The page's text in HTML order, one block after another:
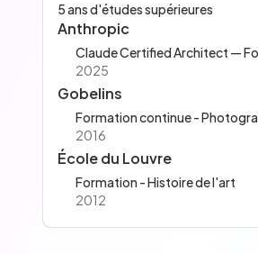
5 ans d'études supérieures
Anthropic
Claude Certified Architect —
2025
Gobelins
Formation continue -
2016
École du Louvre
Formation - Histoire de l'art
2012